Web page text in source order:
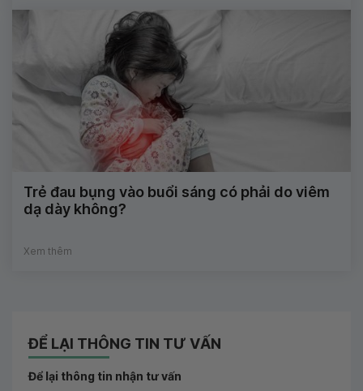
Trẻ đau bụng vào buổi sáng có phải do viêm
dạ dày không?
Xem thêm
ĐỂ LẠI THÔNG TIN TƯ VẤN
Để lại thông tin nhận tư vấn